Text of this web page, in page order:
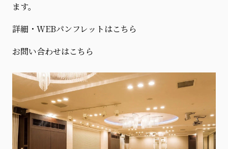
ます。
詳細・WEBパンフレットはこちら
お問い合わせはこちら